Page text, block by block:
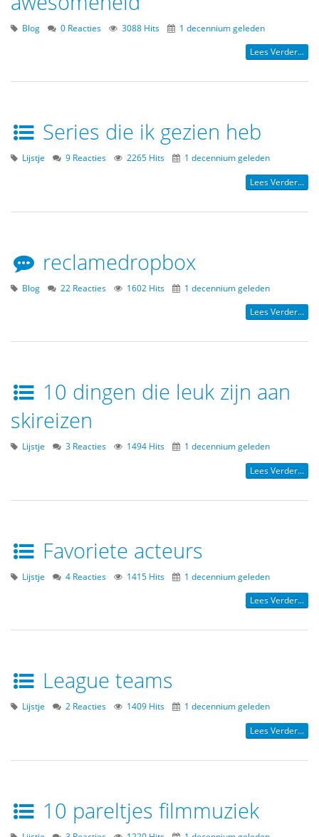
Blog 0 Reacties 3088 Hits 1 decennium geleden
Lees Verder...
Series die ik gezien heb
Lijstje 9 Reacties 2265 Hits 1 decennium geleden
Lees Verder...
reclamedropbox
Blog 22 Reacties 1602 Hits 1 decennium geleden
Lees Verder...
10 dingen die leuk zijn aan
skireizen
Lijstje 3 Reacties 1494 Hits 1 decennium geleden
Lees Verder...
Favoriete acteurs
Lijstje 4 Reacties 1415 Hits 1 decennium geleden
Lees Verder...
League teams
Lijstje 2 Reacties 1409 Hits 1 decennium geleden
Lees Verder...
10 pareltjes filmmuziek